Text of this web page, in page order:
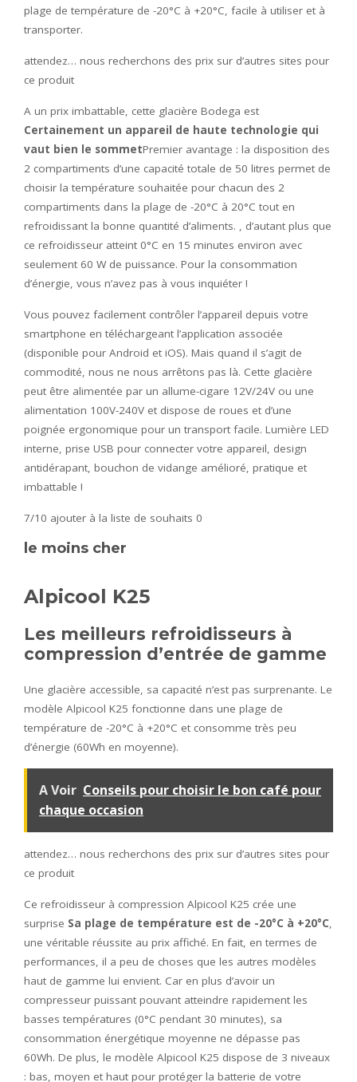
plage de température de -20°C à +20°C, facile à utiliser et à
transporter.
attendez… nous recherchons des prix sur d’autres sites pour
ce produit
A un prix imbattable, cette glacière Bodega est
Certainement un appareil de haute technologie qui
vaut bien le sommetPremier avantage : la disposition des
2 compartiments d’une capacité totale de 50 litres permet de
choisir la température souhaitée pour chacun des 2
compartiments dans la plage de -20°C à 20°C tout en
refroidissant la bonne quantité d’aliments. , d’autant plus que
ce refroidisseur atteint 0°C en 15 minutes environ avec
seulement 60 W de puissance. Pour la consommation
d’énergie, vous n’avez pas à vous inquiéter !
Vous pouvez facilement contrôler l’appareil depuis votre
smartphone en téléchargeant l’application associée
(disponible pour Android et iOS). Mais quand il s’agit de
commodité, nous ne nous arrêtons pas là. Cette glacière
peut être alimentée par un allume-cigare 12V/24V ou une
alimentation 100V-240V et dispose de roues et d’une
poignée ergonomique pour un transport facile. Lumière LED
interne, prise USB pour connecter votre appareil, design
antidérapant, bouchon de vidange amélioré, pratique et
imbattable !
7/10 ajouter à la liste de souhaits 0
le moins cher
Alpicool K25
Les meilleurs refroidisseurs à
compression d’entrée de gamme
Une glacière accessible, sa capacité n’est pas surprenante. Le
modèle Alpicool K25 fonctionne dans une plage de
température de -20°C à +20°C et consomme très peu
d’énergie (60Wh en moyenne).
A Voir Conseils pour choisir le bon café pour
chaque occasion
attendez… nous recherchons des prix sur d’autres sites pour
ce produit
Ce refroidisseur à compression Alpicool K25 crée une
surprise Sa plage de température est de -20°C à +20°C,
une véritable réussite au prix affiché. En fait, en termes de
performances, il a peu de choses que les autres modèles
haut de gamme lui envient. Car en plus d’avoir un
compresseur puissant pouvant atteindre rapidement les
basses températures (0°C pendant 30 minutes), sa
consommation énergétique moyenne ne dépasse pas
60Wh. De plus, le modèle Alpicool K25 dispose de 3 niveaux
: bas, moyen et haut pour protéger la batterie de votre